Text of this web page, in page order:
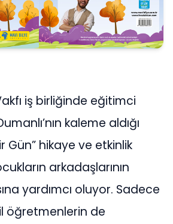
iş birliğinde eğitimci
kaleme aldığı
Gün” hikaye ve etkinlik
arkadaşlarının
yardımcı oluyor. Sadece
öğretmenlerin de